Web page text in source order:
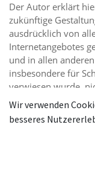
Der Autor erklärt
zukünftige
ausdrücklich von
Internetangebotes
und in allen
insbesondere für
verwiesen wurde,
3.
Der Autor ist
Wir verwenden
besseres